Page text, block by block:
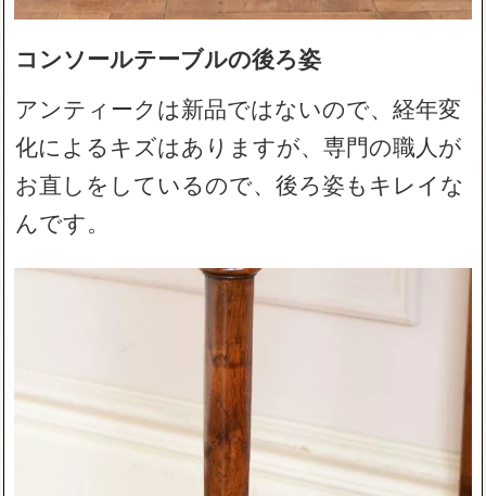
コンソールテーブルの後ろ姿
アンティークは新品ではないので、経年変
化によるキズはありますが、専門の職人が
お直しをしているので、後ろ姿もキレイな
んです。